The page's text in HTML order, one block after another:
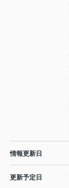
情報更新日
更新予定日